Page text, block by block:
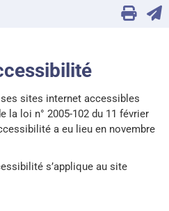
ses sites internet accessibles
la loi n° 2005-102 du 11 février
a eu lieu en novembre
s’applique au site